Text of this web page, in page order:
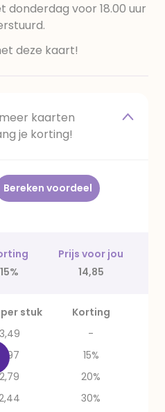
donderdag voor 18.00 uur
deze kaart!
kaarten
je korting!
Bereken voordeel
Prijs voor jou
15% 14,85
stuk
Korting
3,49
-
2,97
15%
2,79
20%
30%